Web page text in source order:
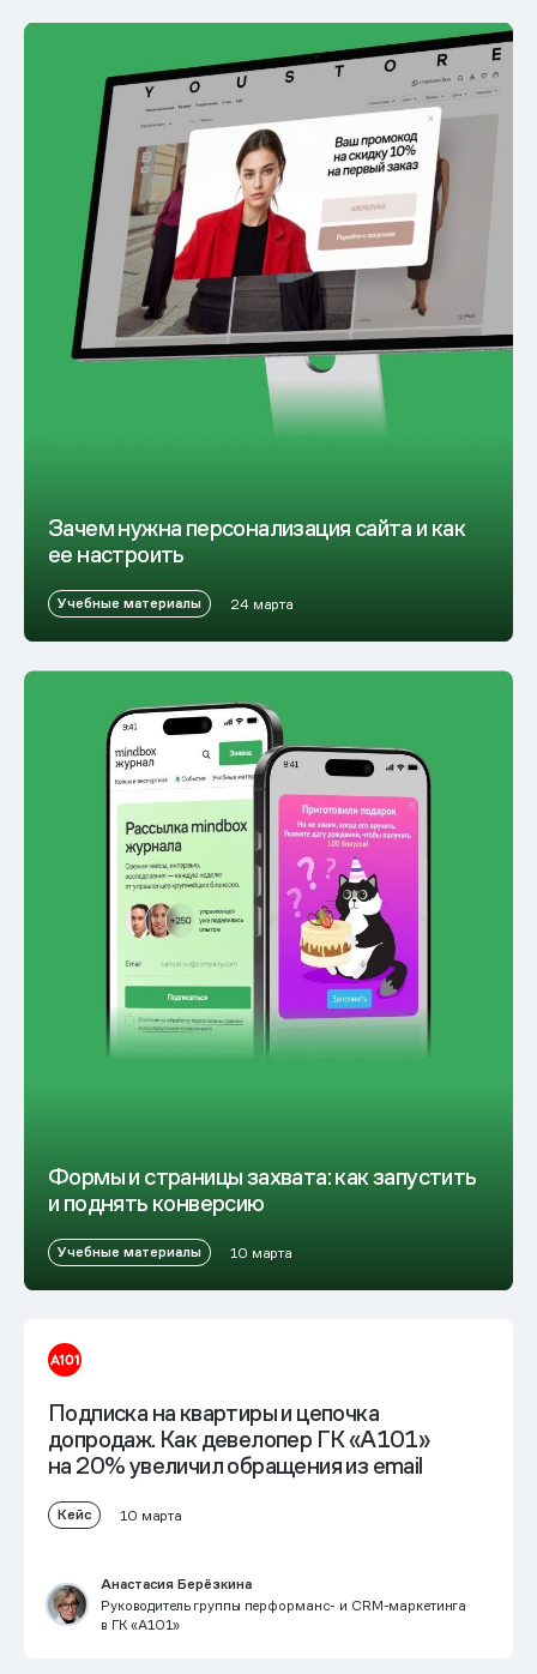
Зачем нужна персонализация сайта и как
ее настроить
Учебные материалы 24 марта
Формы и страницы захвата: как запустить
и поднять конверсию
Учебные материалы 10 марта
Подписка на квартиры и цепочка
допродаж. Как девелопер ГК «А101»
на 20% увеличил обращения из email
Кейс 10 марта
Анастасия Берёзкина
Руководитель группы перформанс- и CRM-маркетинга
в ГК «А101»